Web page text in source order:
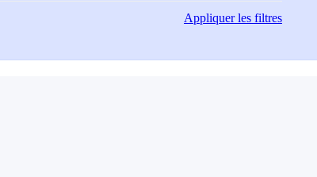
Appliquerles filtres